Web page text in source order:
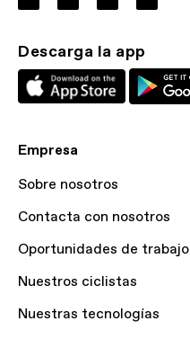
Descarga la app
Empresa
Sobre nosotros
Contacta con nosotros
Oportunidades de trabajo
Nuestros ciclistas
Nuestras tecnologías